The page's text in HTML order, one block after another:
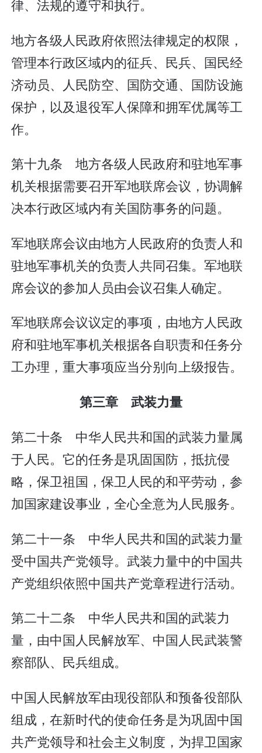
律、法规的遵守和执行。
地方各级人民政府依照法律规定的权限，
管理本行政区域内的征兵、民兵、国民经
济动员、人民防空、国防交通、国防设施
保护，以及退役军人保障和拥军优属等工
作。
第十九条 地方各级人民政府和驻地军事
机关根据需要召开军地联席会议，协调解
决本行政区域内有关国防事务的问题。
军地联席会议由地方人民政府的负责人和
驻地军事机关的负责人共同召集。军地联
席会议的参加人员由会议召集人确定。
军地联席会议议定的事项，由地方人民政
府和驻地军事机关根据各自职责和任务分
工办理，重大事项应当分别向上级报告。
第三章 武装力量
第二十条 中华人民共和国的武装力量属
于人民。它的任务是巩固国防，抵抗侵
略，保卫祖国，保卫人民的和平劳动，参
加国家建设事业，全心全意为人民服务。
第二十一条 中华人民共和国的武装力量
受中国共产党领导。武装力量中的中国共
产党组织依照中国共产党章程进行活动。
第二十二条 中华人民共和国的武装力
量，由中国人民解放军、中国人民武装警
察部队、民兵组成。
中国人民解放军由现役部队和预备役部队
组成，在新时代的使命任务是为巩固中国
共产党领导和社会主义制度，为捍卫国家